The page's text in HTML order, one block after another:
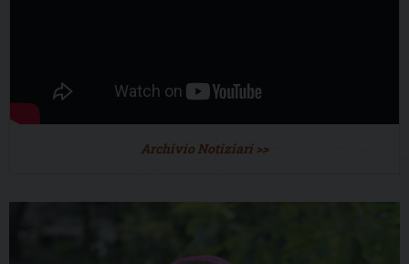
Archivio Notiziari >>